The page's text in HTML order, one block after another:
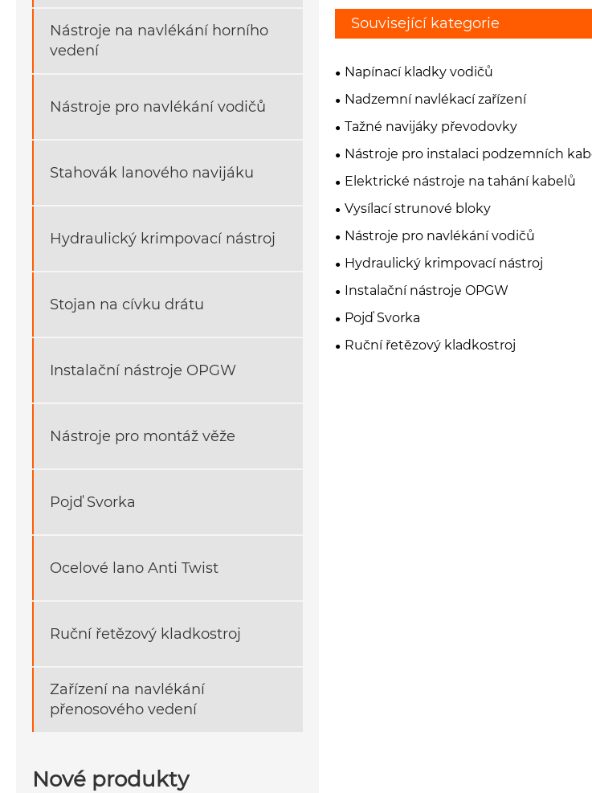
Nástroje na navlékání horního
vedení
Nástroje pro navlékání vodičů
Stahovák lanového navijáku
Hydraulický krimpovací nástroj
Stojan na cívku drátu
Instalační nástroje OPGW
Nástroje pro montáž věže
Pojď Svorka
Ocelové lano Anti Twist
Ruční řetězový kladkostroj
Zařízení na navlékání
přenosového vedení
Nové produkty
Související kategorie
Napínací kladky vodičů
Nadzemní navlékací zařízení
Tažné navijáky převodovky
Nástroje pro instalaci podzemních
Elektrické nástroje na tahání kabelů
Vysílací strunové bloky
Nástroje pro navlékání vodičů
Hydraulický krimpovací nástroj
Instalační nástroje OPGW
Pojď Svorka
Ruční řetězový kladkostroj